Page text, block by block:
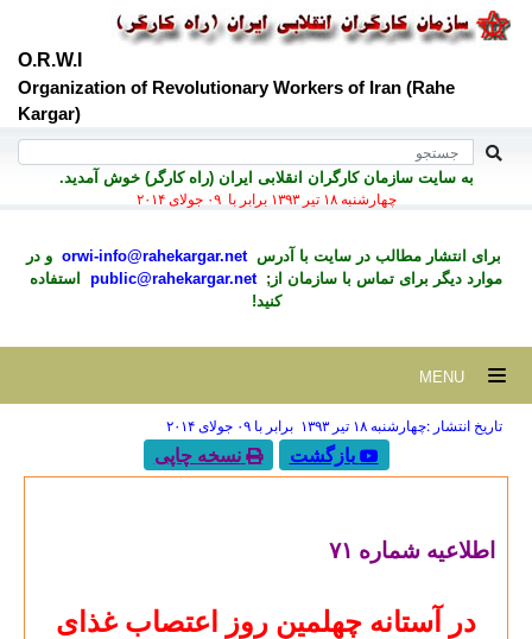
O.R.W.I
Organization of Revolutionary Workers of Iran (Rahe
Kargar)
به سايت سازمان کارگران انقلابی ايران (راه کارگر) خوش آمديد.
چهارشنبه ۱۸ تير ۱۳۹۳ برابر با ۰۹ جولای ۲۰۱۴
برای انتشار مطالب در سايت با آدرسorwi-info@rahekargar.net و در
موارد ديگر برای تماس با سازمان از;public@rahekargar.net
استفاده
کنید!
تاریخ انتشار :چهارشنبه ۱۸ تير ۱۳۹۳ برابر با ۰۹ جولای ۲۰۱۴
بازگشت نسخه چاپی
اطلاعیه شماره ۷۱
در آستانه چهلمین روز اعتصاب غذای